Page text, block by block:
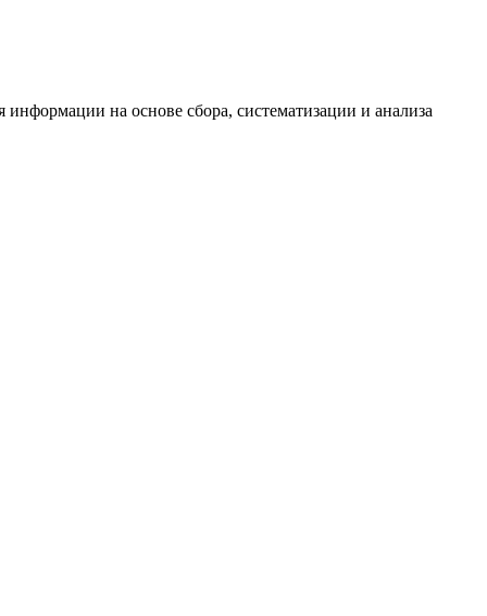
на основе сбора, систематизации и анализа